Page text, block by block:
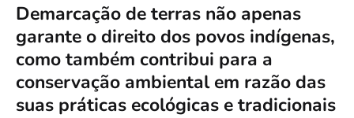
Demarcação de terras não apenas
garante o direito dos povos indígenas,
como também contribui para a
conservação ambiental em razão das
suas práticas ecológicas e tradicionais